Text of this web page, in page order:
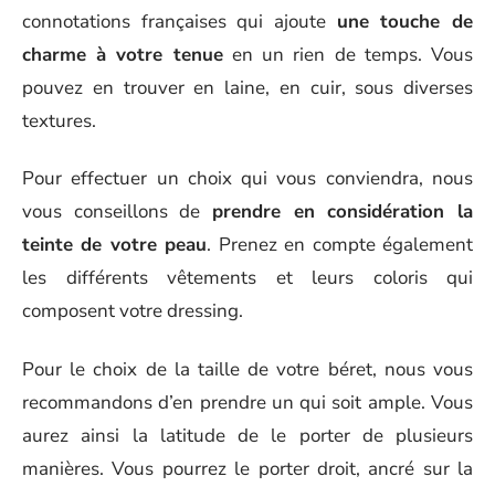
connotations françaises qui ajoute une touche de
charme à votre tenueen un rien de temps. Vous
pouvez en trouver en laine, en cuir, sous diverses
textures.
Pour effectuer un choix qui vous conviendra, nous
vous conseillons de prendre en considération la
teinte de votre peau. Prenez en compte également
les différents vêtements et leurs coloris qui
composent votre dressing.
Pour le choix de la taille de votre béret, nous vous
recommandons d’en prendre un qui soit ample. Vous
aurez ainsi la latitude de le porter de plusieurs
manières. Vous pourrez le porter droit, ancré sur la